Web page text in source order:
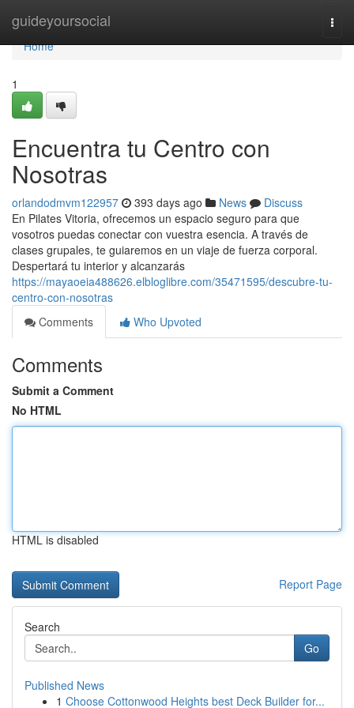
guideyoursocial
Home
Home
1
Encuentra tu Centro con
Nosotras
orlandodmvm122957 393 days ago News
Discuss
En Pilates Vitoria, ofrecemos un espacio seguro para que
vosotros puedas conectar con vuestra esencia. A través de
clases grupales, te guiaremos en un viaje de fuerza corporal.
Despertará tu interior y alcanzarás
https://mayaoeia488626.elbloglibre.com/35471595/descubre-tu-
centro-con-nosotras
Comments
Who Upvoted
Comments
Submit a Comment
No HTML
HTML is disabled
Report Page
Search
Go
Published News
1 Choose Cottonwood Heights best Deck Builder for...